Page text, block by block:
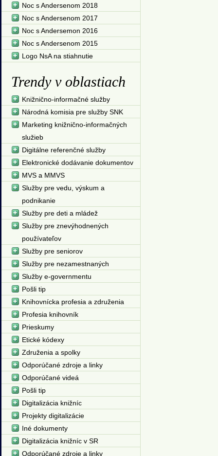
Noc s Andersenom 2018
Noc s Andersenom 2017
Noc s Andersemon 2016
Noc s Andersenom 2015
Logo NsA na stiahnutie
Trendy v oblastiach
Knižnično-informačné služby
Národná komisia pre služby SNK
Marketing knižnično-informačných
služieb
Digitálne referenčné služby
Elektronické dodávanie dokumentov
MVS a MMVS
Služby pre vedu, výskum a
podnikanie
Služby pre deti a mládež
Služby pre znevýhodnených
používateľov
Služby pre seniorov
Služby pre nezamestnaných
Služby e-governmentu
Pošli tip
Knihovnícka profesia a združenia
Profesia knihovník
Prieskumy
Etické kódexy
Združenia a spolky
Odporúčané zdroje a linky
Odporúčané videá
Pošli tip
Digitalizácia knižníc
Projekty digitalizácie
Iné dokumenty
Digitalizácia knižníc v SR
Odporúčané zdroje a linky